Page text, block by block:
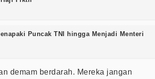
Puncak TNI hingga Menjadi Menteri
demam berdarah. Mereka jangan